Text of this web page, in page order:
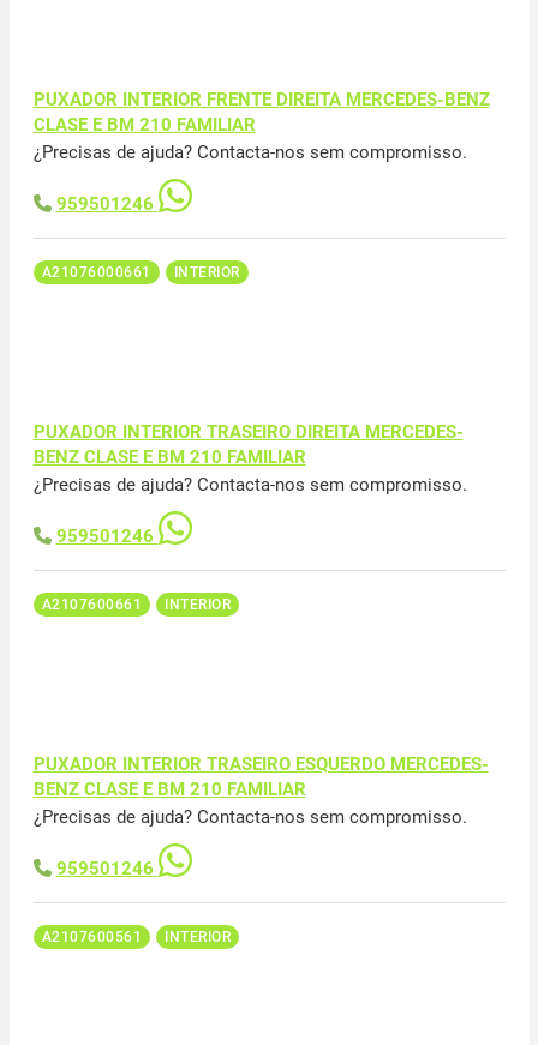
PUXADOR INTERIOR FRENTE DIREITA MERCEDES-BENZ
CLASE E BM 210 FAMILIAR
¿Precisas de ajuda? Contacta-nos sem compromisso.
959501246
A21076000661 INTERIOR
PUXADOR INTERIOR TRASEIRO DIREITA MERCEDES-
BENZ CLASE E BM 210 FAMILIAR
¿Precisas de ajuda? Contacta-nos sem compromisso.
959501246
A2107600661 INTERIOR
PUXADOR INTERIOR TRASEIRO ESQUERDO MERCEDES-
BENZ CLASE E BM 210 FAMILIAR
¿Precisas de ajuda? Contacta-nos sem compromisso.
959501246
A2107600561 INTERIOR